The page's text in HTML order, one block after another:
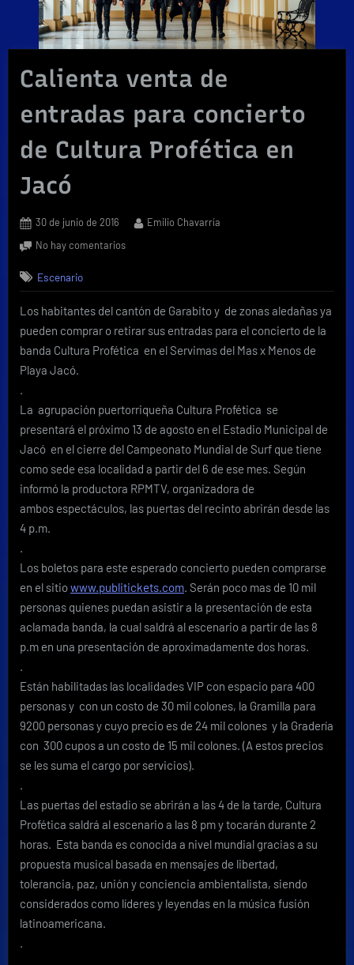
Calienta venta de
entradas para concierto
de Cultura Profética en
Jacó
Posted
on
30 de junio de 2016 By
Emilio Chavarría
No hay comentariosen
de
entradas
para
concierto
en
Jacó
Escenario
Los habitantes del cantón de Garabito y de zonas aledañas ya
pueden comprar o retirar sus entradas para el concierto de la
banda Cultura Profética en el Servimas del Mas x Menos de
Playa Jacó.
.
La agrupación puertorriqueña Cultura Profética se
presentará el próximo 13 de agosto en el Estadio Municipal de
Jacó en el cierre del Campeonato Mundial de Surf que tiene
como sede esa localidad a partir del 6 de ese mes. Según
informó la productora RPMTV, organizadora de
ambos espectáculos, las puertas del recinto abrirán desde las
4 p.m.
.
Los boletos para este esperado concierto pueden comprarse
en el sitiowww.publitickets.com. Serán poco mas de 10 mil
personas quienes puedan asistir a la presentación de esta
aclamada banda, la cual saldrá al escenario a partir de las 8
p.m en una presentación de aproximadamente dos horas.
.
Están habilitadas las localidades VIP con espacio para 400
personas y con un costo de 30 mil colones, la Gramilla para
9200 personas y cuyo precio es de 24 mil colones y la Gradería
con 300 cupos a un costo de 15 mil colones. (A estos precios
se les suma el cargo por servicios).
.
Las puertas del estadio se abrirán a las 4 de la tarde, Cultura
Profética saldrá al escenario a las 8 pm y tocarán durante 2
horas. Esta banda es conocida a nivel mundial gracias a su
propuesta musical basada en mensajes de libertad,
tolerancia, paz, unión y conciencia ambientalista, siendo
considerados como líderes y leyendas en la música fusión
latinoamericana.
.